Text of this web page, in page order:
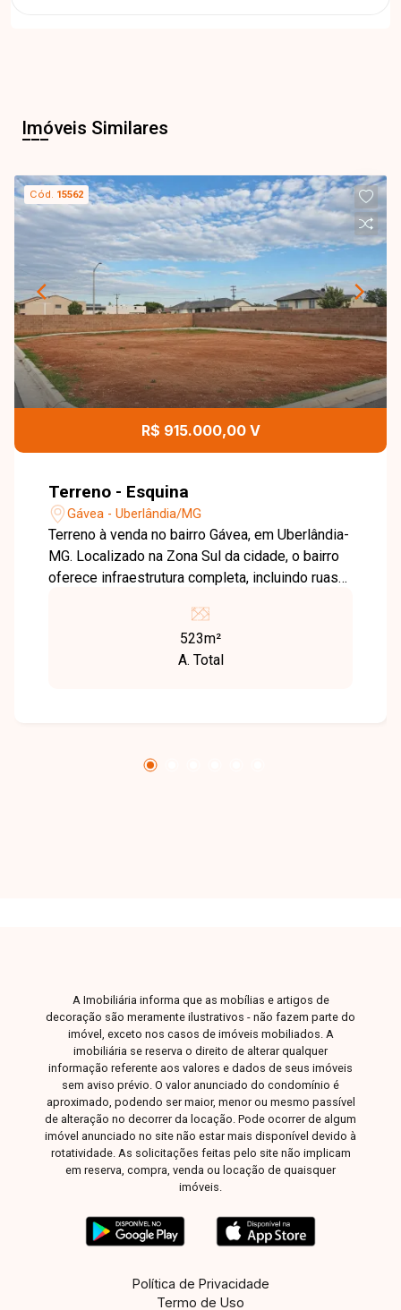
Imóveis Similares
Cód. 15562
R$ 915.000,00 V
Terreno - Esquina
Gávea - Uberlândia/MG
Terreno à venda no bairro Gávea, em Uberlândia-
MG. Localizado na Zona Sul da cidade, o bairro
oferece infraestrutura completa, incluindo ruas
de lixo regular. Além disso, conta com escolas,
unidades de saúde, comércio variado e áreas
verdes, proporcionando qualidade de vida aos
investidores e construtores que buscam um
523m²
A. Total
A Imobiliária informa que as mobílias e artigos de
decoração são meramente ilustrativos - não fazem parte do
imóvel, exceto nos casos de imóveis mobiliados. A
imobiliária se reserva o direito de alterar qualquer
informação referente aos valores e dados de seus imóveis
sem aviso prévio. O valor anunciado do condomínio é
aproximado, podendo ser maior, menor ou mesmo passível
de alteração no decorrer da locação. Pode ocorrer de algum
imóvel anunciado no site não estar mais disponível devido à
rotatividade. As solicitações feitas pelo site não implicam
em reserva, compra, venda ou locação de quaisquer
imóveis.
Política de Privacidade
Termo de Uso